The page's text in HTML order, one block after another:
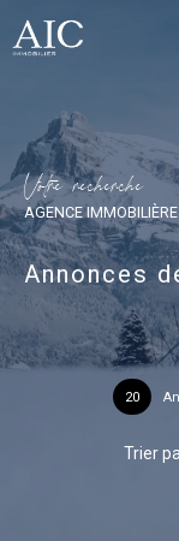
Votre recherche
AGENCE
Annonces
20
Trier